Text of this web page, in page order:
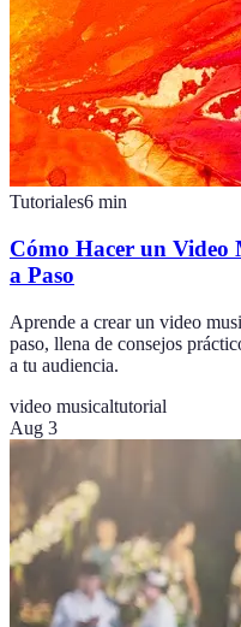
Tutoriales6 min
Cómo Hacer un Video
a Paso
Aprende a crear un video
paso, llena de consejos
a tu audiencia.
video musicaltutorial
Aug 3